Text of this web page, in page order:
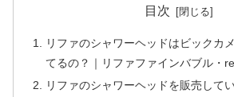
目次
リファのシャワーヘッドはビックカ
てるの？｜リファファインバブル・
リファのシャワーヘッドを販売して